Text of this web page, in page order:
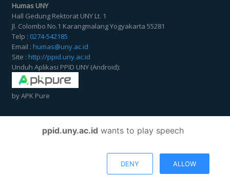
Humas UNY
Hall Gedung Rektorat UNY Lt. 1
Jl. Colombo No.1 Karangmalang Yogyakarta 55281
Telp : 0274-542185
Email :humas@uny.ac.id
Site :http://ppid.uny.ac.id
Unduh Aplikasi PPID UNY (Android):
by APK Pure
Tim Web UNY
ppid.uny.ac.id wants to play speech
DENY ALLOW